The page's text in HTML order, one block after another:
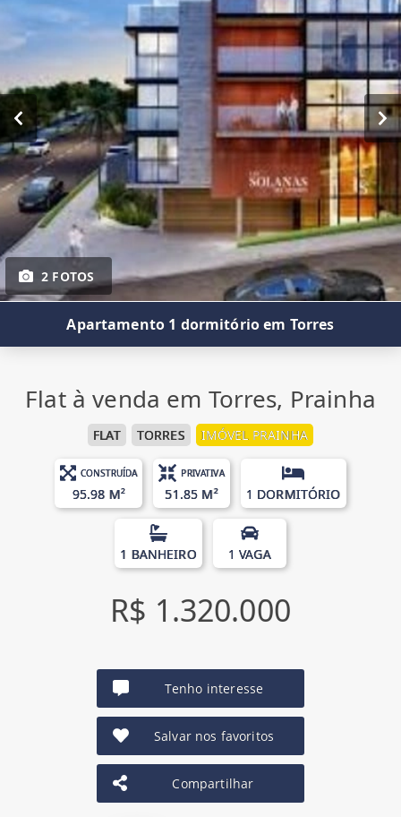
2 FOTOS
Apartamento 1 dormitório em Torres
Flat à venda em Torres, Prainha
FLAT TORRES IMÓVEL PRAINHA
CONSTRUÍDA
95.98 M²
PRIVATIVA
51.85 M² 1 DORMITÓRIO
1 BANHEIRO 1 VAGA
R$ 1.320.000
Tenho interesse
Salvar nos favoritos
Compartilhar